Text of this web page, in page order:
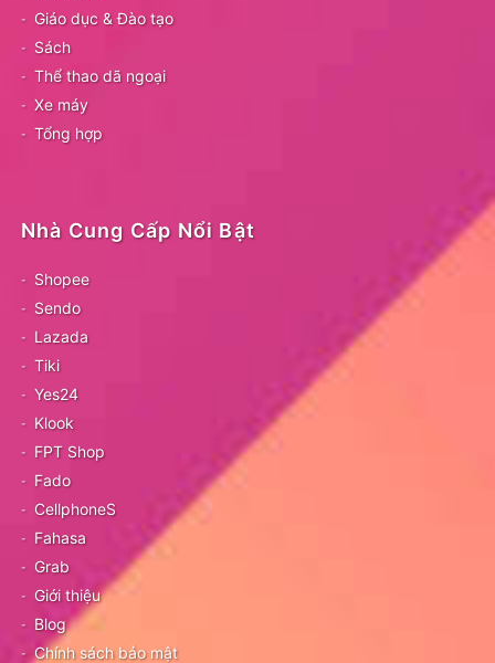
Giáo dục & Đào tạo
Sách
Thể thao dã ngoại
Xe máy
Tổng hợp
Nhà Cung Cấp Nổi Bật
Shopee
Sendo
Lazada
Tiki
Yes24
Klook
FPT Shop
Fado
CellphoneS
Fahasa
Grab
Giới thiệu
Blog
Chính sách bảo mật